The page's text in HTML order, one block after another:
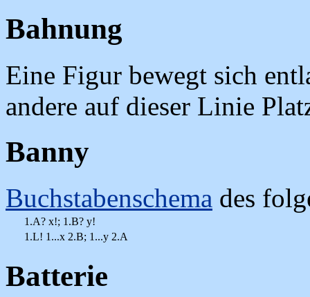
Bahnung
Eine Figur bewegt sich
andere auf dieser Linie
Banny
Buchstabenschema des
1.A? x!; 1.B? y!
1.L! 1...x 2.B; 1...y 2.A
Batterie